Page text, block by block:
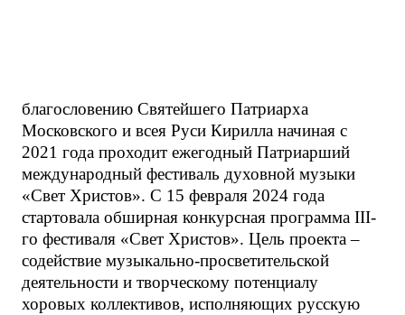
благословению Святейшего Патриарха
Московского и всея Руси Кирилла начиная с
2021 года проходит ежегодный Патриарший
международный фестиваль духовной музыки
«Свет Христов». С 15 февраля 2024 года
стартовала обширная конкурсная программа III-
го фестиваля «Свет Христов». Цель проекта –
содействие музыкально-просветительской
деятельности и творческому потенциалу
хоровых коллективов, исполняющих русскую